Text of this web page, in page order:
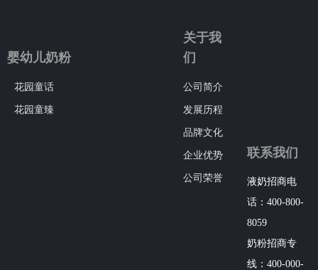
联系我们
液奶招商电
话：400-800-
8059
奶粉招商专
线：400-000-
婴幼儿奶粉
花园童话
花园童臻
关于我
们
公司简介
发展历程
品牌文化
企业优势
公司荣誉